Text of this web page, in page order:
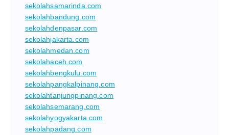
sekolahsamarinda.com
sekolahbandung.com
sekolahdenpasar.com
sekolahjakarta.com
sekolahmedan.com
sekolahaceh.com
sekolahbengkulu.com
sekolahpangkalpinang.com
sekolahtanjungpinang.com
sekolahsemarang.com
sekolahyogyakarta.com
sekolahpadang.com